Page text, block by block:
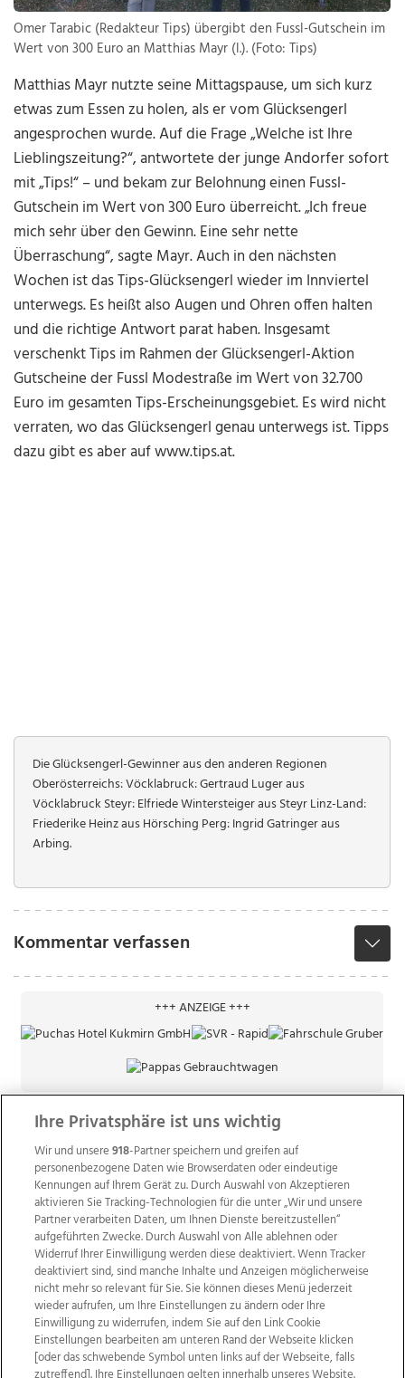
Omer Tarabic (Redakteur Tips) übergibt den Fussl-Gutschein im
Wert von 300 Euro an Matthias Mayr (l.). (Foto: Tips)
Matthias Mayr nutzte seine Mittagspause, um sich kurz
etwas zum Essen zu holen, als er vom Glücksengerl
angesprochen wurde. Auf die Frage „Welche ist Ihre
Lieblingszeitung?“, antwortete der junge Andorfer sofort
mit „Tips!“ – und bekam zur Belohnung einen Fussl-
Gutschein im Wert von 300 Euro überreicht. „Ich freue
mich sehr über den Gewinn. Eine sehr nette
Überraschung“, sagte Mayr. Auch in den nächsten
Wochen ist das Tips-Glücksengerl wieder im Inn­viertel
unterwegs. Es heißt also Augen und Ohren offen halten
und die richtige Antwort parat haben. Insgesamt
verschenkt Tips im Rahmen der Glücks­engerl-Aktion
Gutscheine der Fussl Modestraße im Wert von 32.700
Euro im gesamten Tips-Erscheinungsgebiet. Es wird nicht
verraten, wo das Glücksengerl genau unterwegs ist. Tipps
dazu gibt es aber auf www.tips.at.
Die Glücksengerl-Gewinner aus den anderen Regionen
Oberösterreichs: Vöcklabruck: Gertraud Luger aus
Vöcklabruck Steyr: Elfriede Wintersteiger aus Steyr Linz-Land:
Friederike Heinz aus Hörsching Perg: Ingrid Gatringer aus
Arbing.
Kommentar verfassen
+++ ANZEIGE +++
Wir über uns Mediadaten Kontakt
Jobs
Datenschutz
Impressum
AGB Anzeigekunden
Ihre Privatsphäre ist uns wichtig
Wir und unsere918-Partner speichern und greifen auf
personenbezogene Daten wie Browserdaten oder eindeutige
Kennungen auf Ihrem Gerät zu. Durch Auswahl von Akzeptieren
aktivieren Sie Tracking-Technologien für die unter „Wir und unsere
Partner verarbeiten Daten, um Ihnen Dienste bereitzustellen“
aufgeführten Zwecke. Durch Auswahl von Alle ablehnen oder
Widerruf Ihrer Einwilligung werden diese deaktiviert. Wenn Tracker
deaktiviert sind, sind manche Inhalte und Anzeigen möglicherweise
nicht mehr so relevant für Sie. Sie können dieses Menü jederzeit
wieder aufrufen, um Ihre Einstellungen zu ändern oder Ihre
Einwilligung zu widerrufen, indem Sie auf den Link Cookie
Einstellungen bearbeiten am unteren Rand der Webseite klicken
[oder das schwebende Symbol unten links auf der Webseite, falls